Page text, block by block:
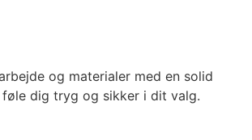
og materialer med en solid
føle dig tryg og sikker i dit valg.